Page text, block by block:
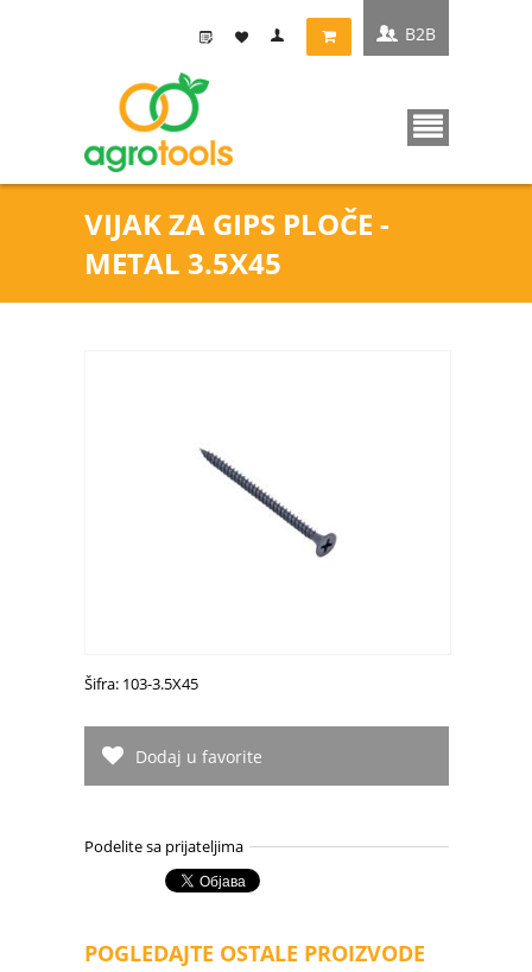
VIJAK ZA GIPS PLOČE -
METAL 3.5X45
B2B
Šifra: 103-3.5X45
Dodaj u favorite
Podelite sa prijateljima
POGLEDAJTE OSTALE PROIZVODE